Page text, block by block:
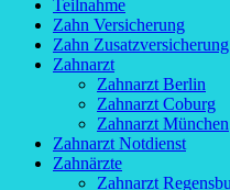
Teilnahme
Zahn Versicherung
Zahn Zusatzversicherung
Zahnarzt
Zahnarzt Berlin
Zahnarzt Coburg
Zahnarzt München
Zahnarzt Notdienst
Zahnärzte
Zahnarzt